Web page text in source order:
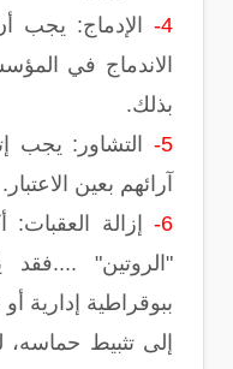
4-
الإدماج: يجب
الاندماج في
بذلك.
5-
التشاور: يجب
آرائهم بعين الاعتبار.
6-
إزالة
"الروتين"
ببوقراطية إدارية
إلى تثبيط